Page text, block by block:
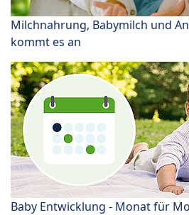
Milchnahrung, Babymilch und
kommt es an
Baby Entwicklung - Monat für